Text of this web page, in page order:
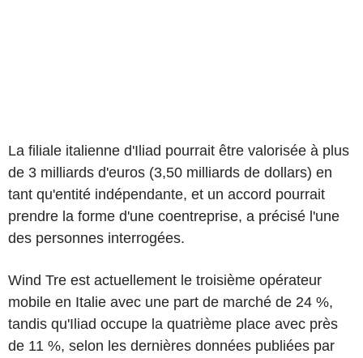
La filiale italienne d'Iliad pourrait être valorisée à plus
de 3 milliards d'euros (3,50 milliards de dollars) en
tant qu'entité indépendante, et un accord pourrait
prendre la forme d'une coentreprise, a précisé l'une
des personnes interrogées.
Wind Tre est actuellement le troisième opérateur
mobile en Italie avec une part de marché de 24 %,
tandis qu'Iliad occupe la quatrième place avec près
de 11 %, selon les dernières données publiées par